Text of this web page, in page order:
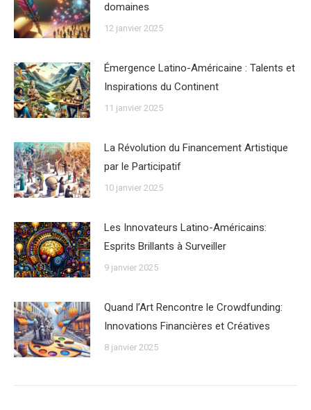
domaines
12 janvier 2025
Émergence Latino-Américaine : Talents et
Inspirations du Continent
11 janvier 2025
La Révolution du Financement Artistique
par le Participatif
10 janvier 2025
Les Innovateurs Latino-Américains:
Esprits Brillants à Surveiller
9 janvier 2025
Quand l’Art Rencontre le Crowdfunding:
Innovations Financières et Créatives
8 janvier 2025